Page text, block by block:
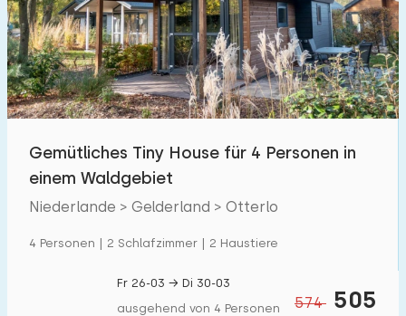
1 2 3 4 5
Entfernungen
Zum Meer(max. km):
Zum Wald(max. km):
5 10
Gemütliches Tiny House für 4 Personen in
einem Waldgebiet
Niederlande > Gelderland > Otterlo
4 Personen | 2 Schlafzimmer | 2 Haustiere
574 505
Fr 26-03 → Di 30-03
ausgehend von 4 Personen